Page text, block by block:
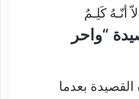
أنّـهُ كَلِـمُ
“واحر
بعدما